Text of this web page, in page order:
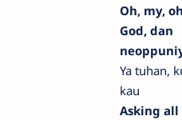
Oh, my,
God, dan
Ya tuhan,
kau
Asking